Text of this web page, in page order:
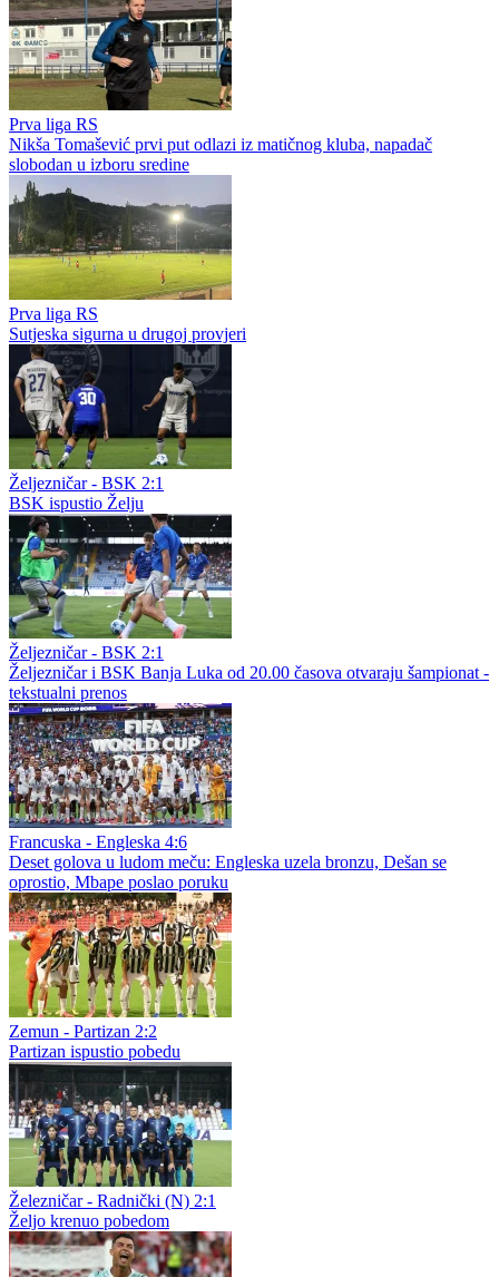
Prva liga RS
Nikša Tomašević prvi put odlazi iz matičnog kluba, napadač
slobodan u izboru sredine
Prva liga RS
Sutjeska sigurna u drugoj provjeri
Željezničar - BSK 2:1
BSK ispustio Želju
Željezničar - BSK 2:1
Željezničar i BSK Banja Luka od 20.00 časova otvaraju šampionat -
tekstualni prenos
Francuska - Engleska 4:6
Deset golova u ludom meču: Engleska uzela bronzu, Dešan se
oprostio, Mbape poslao poruku
Zemun - Partizan 2:2
Partizan ispustio pobedu
Železničar - Radnički (N) 2:1
Željo krenuo pobedom